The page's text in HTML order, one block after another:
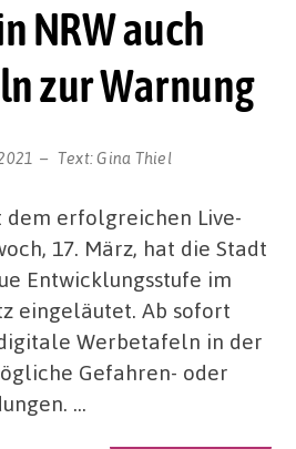
NRW auch
zur Warnung
Text:Gina Thiel
dem erfolgreichen Live-
17. März, hat die Stadt
Entwicklungsstufe im
eingeläutet. Ab sofort
Werbetafeln in der
Gefahren- oder
…